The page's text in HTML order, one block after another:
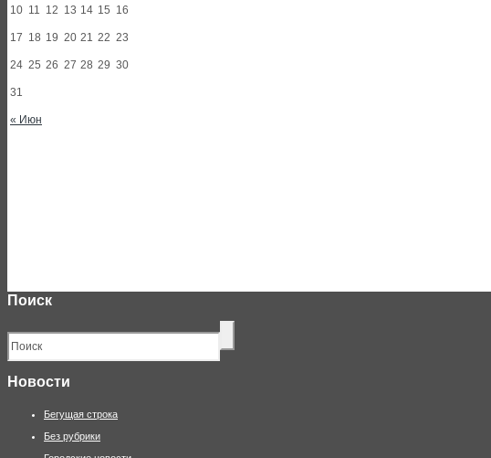
« Июн
10 11 12 13 14 15 16
17 18 19 20 21 22 23
24 25 26 27 28 29 30
31
Поиск
Новости
Бегущая строка
Без рубрики